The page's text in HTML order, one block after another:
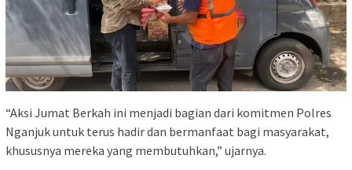
“Aksi Jumat Berkah ini menjadi bagian dari komitmen Polres
Nganjuk untuk terus hadir dan bermanfaat bagi masyarakat,
khususnya mereka yang membutuhkan,” ujarnya.